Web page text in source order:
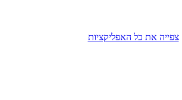
צפייה את כל האפליקציות